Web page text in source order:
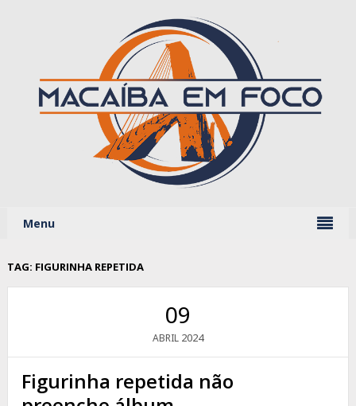
Menu
TAG: FIGURINHA REPETIDA
09
ABRIL 2024
Figurinha repetida não